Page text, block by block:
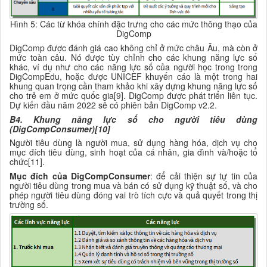
Hình 5: Các từ khóa chính đặc trưng cho các mức thông thạo của
DigComp
DigComp được đánh giá cao không chỉ ở mức châu Âu, mà còn ở
mức toàn câu. Nó được tùy chỉnh cho các khung năng lực số
khác, ví dụ như cho các năng lực số của người học trong trong
DigCompEdu, hoặc được UNICEF khuyến cáo là một trong hai
khung quan trọng cần tham khảo khi xây dựng khung năng lực số
cho trẻ em ở mức quốc gia[9]. DigComp được phát triển liên tục.
Dự kiến đầu năm 2022 sẽ có phiên bản DigComp v2.2.
B4. Khung năng lực số cho người tiêu dùng
(DigCompConsumer)[10]
Người tiêu dùng là người mua, sử dụng hàng hóa, dịch vụ cho
mục đích tiêu dùng, sinh hoạt của cá nhân, gia đình và/hoặc tổ
chức[11].
Mục đích của DigCompConsumer: để cải thiện sự tự tin của
người tiêu dùng trong mua và bán có sử dụng kỹ thuật số, và cho
phép người tiêu dùng đóng vai trò tích cực và quả quyết trong thị
trường số.